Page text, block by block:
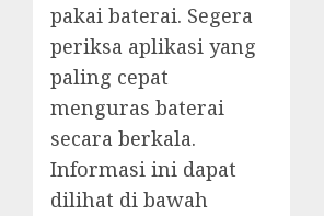
pakai baterai. Segera
periksa aplikasi yang
paling cepat
menguras baterai
secara berkala.
Informasi ini dapat
dilihat di bawah